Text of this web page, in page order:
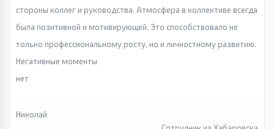
стороны коллег и руководства. Атмосфера в коллективе всегда
была позитивной и мотивирующей. Это способствовало не
только профессиональному росту, но и личностному развитию.
Негативные моменты
нет
Николай